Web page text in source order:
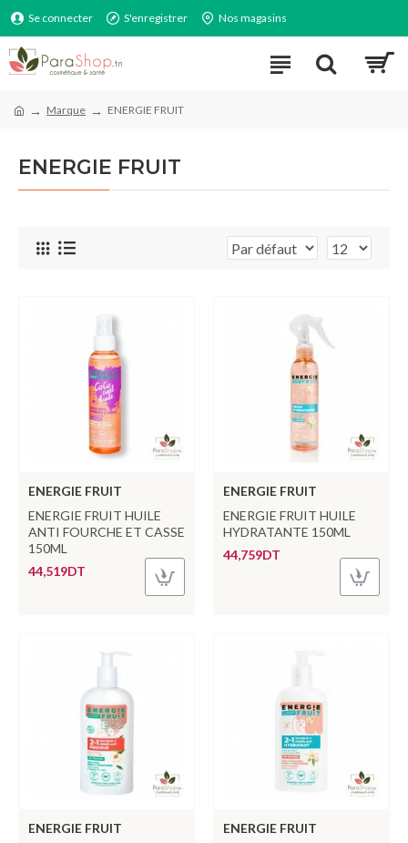
Se connecter S'enregistrer Nos magasins
Marque ENERGIE FRUIT
ENERGIE FRUIT
ENERGIE FRUIT
ENERGIE FRUIT HUILE
ANTI FOURCHE ET CASSE
150ML
44,519DT
ENERGIE FRUIT
ENERGIE FRUIT HUILE
HYDRATANTE 150ML
44,759DT
ENERGIE FRUIT
ENERGIE FRUIT